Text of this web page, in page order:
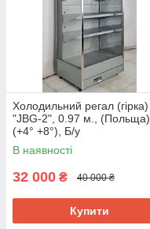
Холодильний регал (гірка)
"JBG-2", 0.97 м., (Польща)
(+4° +8°), Б/у
В наявності
32 000 ₴ 40 000 ₴
Купити